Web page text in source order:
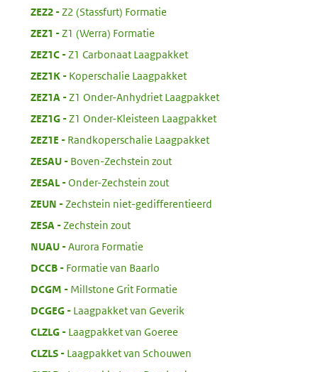
ZEZ2:
Z2 (Stassfurt) Formatie
ZEZ1
Z1 (Werra) Formatie
ZEZ1C:
Z1 Carbonaat Laagpakket
ZEZ1K:
Koperschalie Laagpakket
ZEZ1A
Z1 Onder-Anhydriet Laagpakket
ZEZ1G:
Z1 Onder-Kleisteen Laagpakket
ZEZ1E
Randkoperschalie Laagpakket
ZESAU:
Boven-Zechstein zout
ZESAL
Onder-Zechstein zout
ZEUN
Zechstein niet-gedifferentieerd
ZESA
Zechstein zout
NUAU:
Aurora Formatie
DCCB:
Formatie van Baarlo
DCGM
Millstone Grit Formatie
DCGEG:
Laagpakket van Geverik
CLZLG:
Laagpakket van Goeree
CLZLS:
Laagpakket van Schouwen